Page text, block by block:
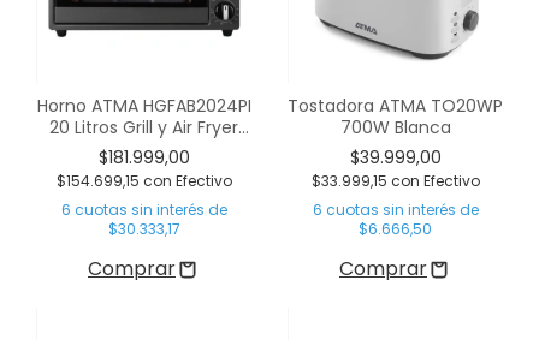
Horno ATMA HGFAB2024PI
20 Litros Grill y Air Fryer
Eléctrico
$181.999,00
$154.699,15 con Efectivo
6 cuotas sin interés de
$30.333,17
Tostadora ATMA TO20WP
700W Blanca
$39.999,00
$33.999,15 con Efectivo
6 cuotas sin interés de
$6.666,50